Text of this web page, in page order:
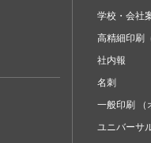
学校・会社
高精細印刷
社内報
名刺
一般印刷 （
ユニバーサ